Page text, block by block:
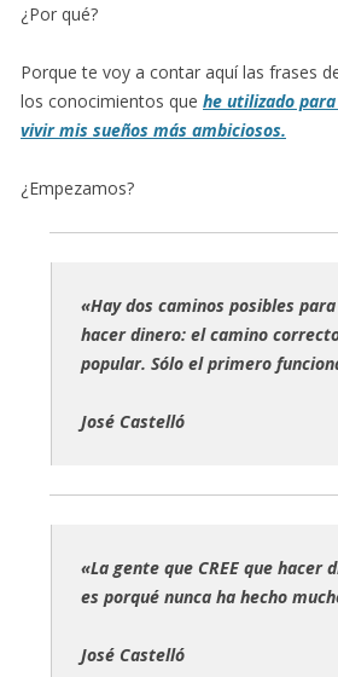
¿Por qué?
Porque te voy a contar aquí las frases
los conocimientos que he utilizado
vivir mis sueños más ambiciosos.
¿Empezamos?
«Hay dos caminos posibles para
hacer dinero: el camino
popular. Sólo el primero
José Castelló
«La gente que CREE que hacer
es porqué nunca ha hecho
José Castelló